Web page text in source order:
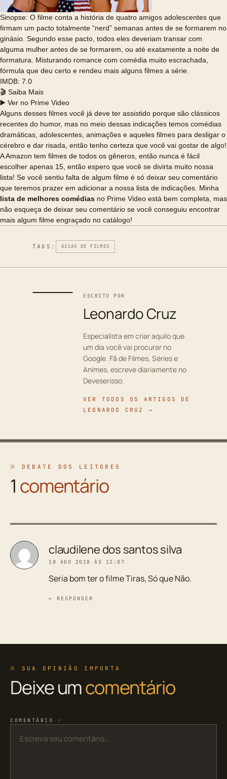
Sinopse: O filme conta a história de quatro amigos adolescentes que
firmam um pacto totalmente “nerd” semanas antes de se formarem no
ginásio. Segundo esse pacto, todos eles deveriam transar com
alguma mulher antes de se formarem, ou até exatamente a noite de
formatura. Misturando romance com comédia muito escrachada,
fórmula que deu certo e rendeu mais alguns filmes a série.
IMDB: 7.0
🎬 Saiba Mais
▶️ Ver no Prime Video
Alguns desses filmes você já deve ter assistido porque são clássicos
recentes do humor, mas no meio dessas indicações temos comédias
dramáticas, adolescentes, animações e aqueles filmes para desligar o
cérebro e dar risada, então tenho certeza que você vai gostar de algo!
A Amazon tem filmes de todos os gêneros, então nunca é fácil
escolher apenas 15, então espero que você se divirta muito nossa
lista! Se você sentiu falta de algum filme é só deixar seu comentário
que teremos prazer em adicionar a nossa lista de indicações. Minha
lista de melhores comédias no Prime Video está bem completa, mas
não esqueça de deixar seu comentário se você conseguiu encontrar
mais algum filme engraçado no catálogo!
TAGS: DICAS DE FILMES
ESCRITO POR
Leonardo Cruz
Especialista em criar aquilo que
um dia você vai procurar no
Google. Fã de Filmes, Séries e
Animes, escreve diariamente no
Deveserisso.
VER TODOS OS ARTIGOS DE
LEONARDO CRUZ →
※ DEBATE DOS LEITORES
1 comentário
claudilene dos santos silva
18 AGO 2018 ÀS 12:07
Seria bom ter o filme Tiras, Só que Não.
↩ RESPONDER
※ SUA OPINIÃO IMPORTA
Deixe umcomentário
COMENTÁRIO *